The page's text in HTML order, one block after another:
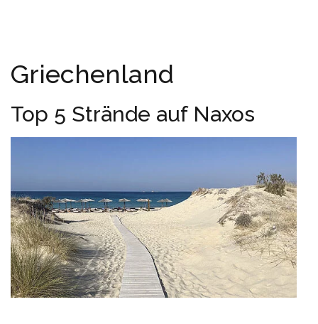
Griechenland
Top 5 Strände auf Naxos